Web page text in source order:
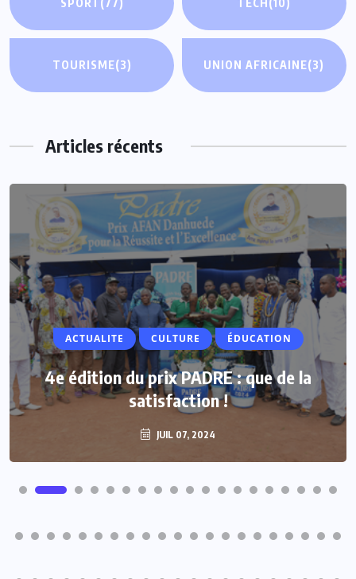
SPORT(77) TECH(10)
TOURISME(3) UNION AFRICAINE(3)
Articles récents
ACTUALITE CULTURE ÉDUCATION
4e édition du prix PADRE : que de la
satisfaction !
JUIL 07, 2024